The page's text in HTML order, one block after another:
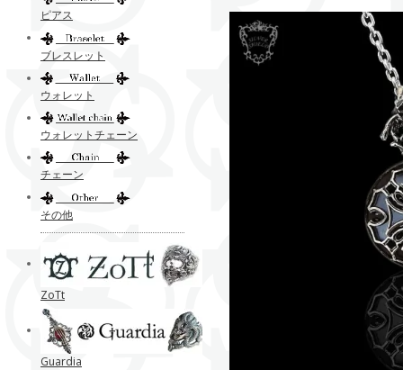
ピアス
ブレスレット
ウォレット
ウォレットチェーン
チェーン
その他
ZoTt
Guardia